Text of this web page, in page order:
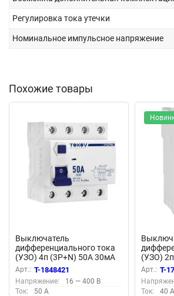
Регулировка тока утечки
Номинальное импульсное напряжение
Похожие товары
Выключатель
дифференциального тока
(УЗО) 4п (3P+N) 50А 30мА
тип AC 6кА PRIZMA TOKOV
ELECTRIC TKE-PZ60-RCDM-
4-50-30-AC
Арт.: T-1848421
Напряжение:
16 — 400 В
Ток:
50 А
(УЗО)
4.5кА
УХЛ4
Арт.: T-
Ток:
40 А